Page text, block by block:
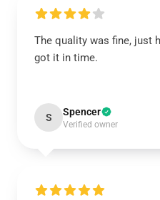
The quality was fine, just
got it in time.
S Spencer
Verified owner